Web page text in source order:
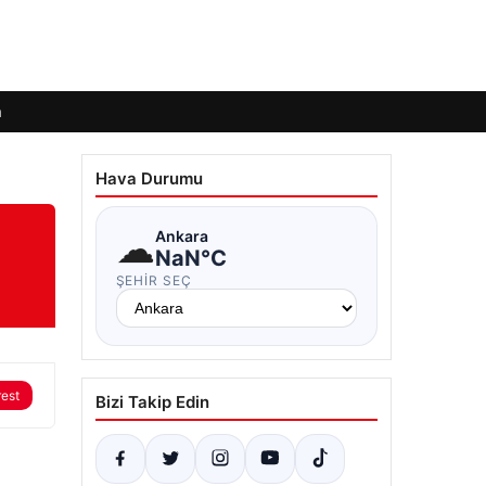
Hava Durumu
☁Ankara
NaN°C
ŞEHIR SEÇ
Bizi Takip Edin